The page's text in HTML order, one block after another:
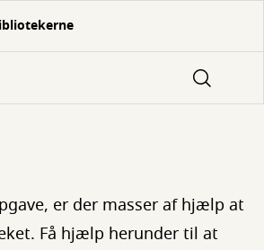
er der masser af hjælp at
Få hjælp herunder til at